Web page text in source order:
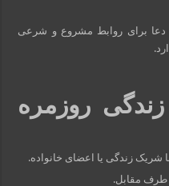
دعا برای روابط مشروع و شرعی
روزمره
شریک زندگی یا اعضای خانواده.
طرف مقابل.